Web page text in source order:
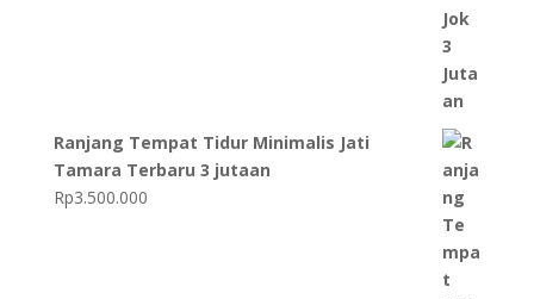
Ranjang Tempat Tidur Minimalis Jati
Tamara Terbaru 3 jutaan
Rp3.500.000